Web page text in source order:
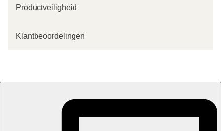
Productveiligheid
Klantbeoordelingen